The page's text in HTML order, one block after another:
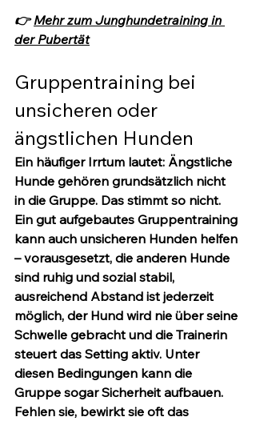
👉 Mehr zum Junghundetraining in
der Pubertät
Gruppentraining bei
unsicheren oder
ängstlichen Hunden
Ein häufiger Irrtum lautet: Ängstliche
Hunde gehören grundsätzlich nicht
in die Gruppe. Das stimmt so nicht.
Ein gut aufgebautes Gruppentraining
kann auch unsicheren Hunden helfen
– vorausgesetzt, die anderen Hunde
sind ruhig und sozial stabil,
ausreichend Abstand ist jederzeit
möglich, der Hund wird nie über seine
Schwelle gebracht und die Trainerin
steuert das Setting aktiv. Unter
diesen Bedingungen kann die
Gruppe sogar Sicherheit aufbauen.
Fehlen sie, bewirkt sie oft das